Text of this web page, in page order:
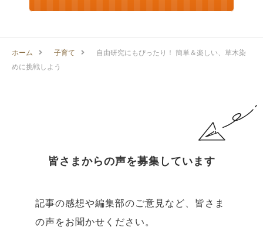
ホーム 子育て
自由研究にもぴったり！ 簡単＆楽しい、草木染
めに挑戦しよう
皆さまからの声を募集しています
記事の感想や編集部のご意見など、皆さま
の声をお聞かせください。